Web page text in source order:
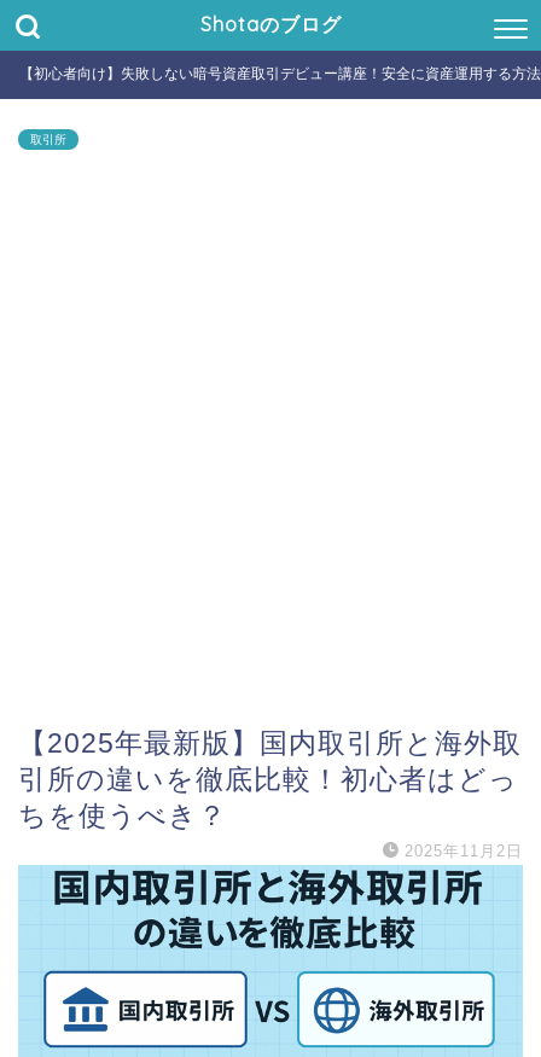
Shotaのブログ
【初心者向け】失敗しない暗号資産取引デビュー講座！安全に資産運用する方
取引所
【2025年最新版】国内取引所と海外取
引所の違いを徹底比較！初心者はどっ
ちを使うべき？
2025年11月2日